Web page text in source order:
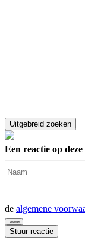
Een reactie op
de algemene